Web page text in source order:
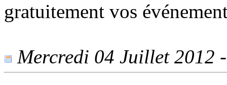
gratuitement vos
Mercredi 04 Juillet 2012